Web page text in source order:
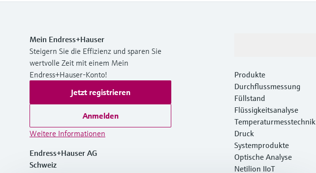
Mein Endress+Hauser
Steigern Sie die Effizienz und sparen Sie
wertvolle Zeit mit einem Mein
Endress+Hauser-Konto!
Jetzt registrieren
Anmelden
Weitere Informationen
Endress+Hauser AG
Schweiz
Produkte
Durchflussmessung
Füllstand
Flüssigkeitsanalyse
Temperaturmesstechnik
Druck
Systemprodukte
Optische Analyse
Netilion IIoT